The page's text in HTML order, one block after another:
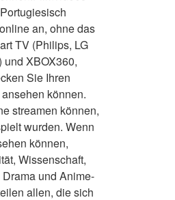
an, ohne das
TV (Philips, LG
und XBOX360,
Sie Ihren
können.
streamen können,
wurden. Wenn
können,
Wissenschaft,
und Anime-
allen, die sich